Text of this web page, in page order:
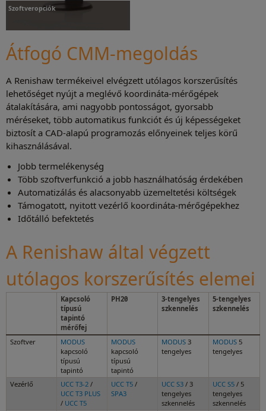
Szoftveropciók
Átfogó CMM-megoldás
A Renishaw termékeivel elvégzett utólagos korszerűsítés
lehetőséget nyújt a meglévő koordináta-mérőgépek
átalakítására, ami nagyobb pontosságot, gyorsabb
méréseket, több automatikus funkciót és új képességeket
biztosít a CAD-alapú programozás előnyeinek teljes körű
kihasználásával.
Jobb termelékenység
Több szoftverfunkció a jobb használhatóság érdekében
Automatizálás és alacsonyabb üzemeltetési költségek
Támogatott, nyitott vezérlő koordináta-mérőgépekhez
Időtálló befektetés
A Renishaw által végzett
utólagos korszerűsítés elemei
Kapcsoló
típusú
tapintó
mérőfej
PH20
3-tengelyes
szkennelés
5-tengelyes
szkennelés
Szoftver
MODUS
kapcsoló
típusú
tapintó
MODUS
kapcsoló
típusú
tapintó
MODUS 3
tengelyes
MODUS 5
tengelyes
Vezérlő UCC T3-2 /
UCC T3 PLUS
/ UCC T5
UCC T5 /
SPA3
UCC S3 / 3
tengelyes
szkennelés
UCC S5 / 5
tengelyes
szkennelés